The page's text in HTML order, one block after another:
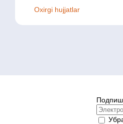
Oxirgi hujjatlar